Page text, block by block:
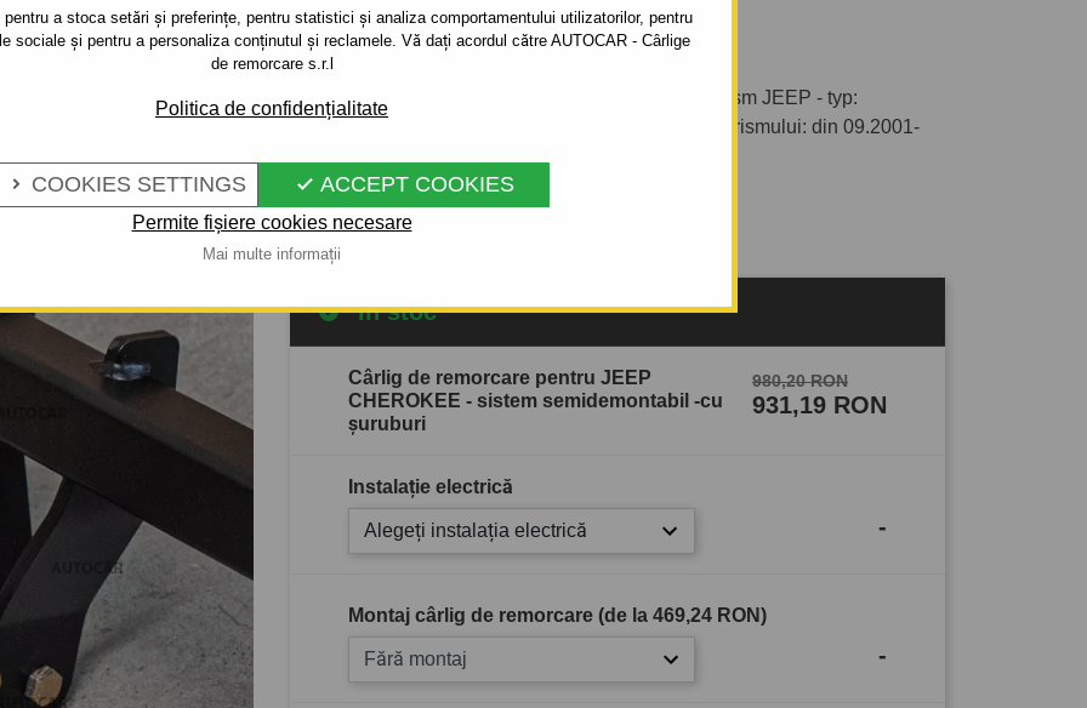
a stoca setări și preferințe, pentru statistici și analiza comportamentului utilizatorilor, pentru
sociale și pentru a personaliza conținutul și reclamele. Vă dați acordul către AUTOCAR - Cârlige
de remorcare s.r.l
Politica de confidențialitate
 COOKIES SETTINGS  ACCEPT COOKIES
Permite fișiere cookies necesare
Mai multe informații
Referinta:
Cârlig de remorcare semidemontabil pentru autoturism JEEP - typ:
CHEROKEE, seria : (KJ).Anul de fabricaţie a autoturismului: din 09.2001-
Descrierea completă a produsului
În stoc
Cârlig de remorcare pentru JEEP
CHEROKEE - sistem semidemontabil -cu
şuruburi
980,20 RON
931,19 RON
Instalație electrică
Alegeți instalația electrică -
Montaj cârlig de remorcare (de la 469,24 RON)
Fără montaj -